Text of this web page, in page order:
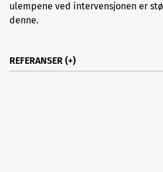
ulempene ved intervensjonen er
denne.
REFERANSER